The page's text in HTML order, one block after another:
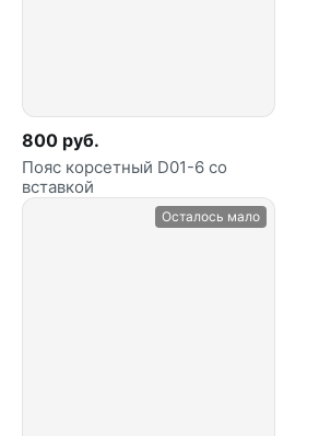
800 руб.
Пояс корсетный D01-6 со
вставкой
Осталось мало